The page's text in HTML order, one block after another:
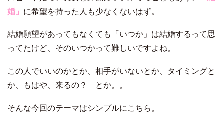
婚」 に希望を持った人も少なくないはず。
結婚願望があってもなくても「いつか」は結婚するって思
ってたけど、 そのいつかって難しいですよね。
この人でいいのかとか、相手がいないとか、タイミングと
か、
もはや、来るの？ とか。。
そんな今回のテーマはシンプルにこちら。